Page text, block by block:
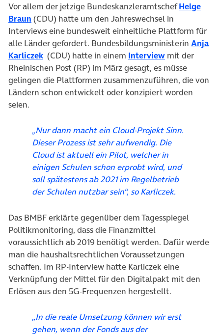
Vor allem der jetzige BundeskanzleramtschefHelge
Braun (öffnet in neuem Tab)
(CDU) hatte um den Jahreswechsel in
Interviews eine bundesweit einheitliche Plattform für
alle Länder gefordert. Bundesbildungsministerin Anja
Karliczek(öffnet in neuem Tab)
(CDU) hatte in einem Interview(öffnet in
mit der
Rheinischen Post (RP) im März gesagt, es müsse
gelingen die Plattformen zusammenzuführen, die von
Ländern schon entwickelt oder konzipiert worden
seien.
„Nur dann macht ein Cloud-Projekt Sinn.
Dieser Prozess ist sehr aufwendig. Die
Cloud ist aktuell ein Pilot, welcher in
einigen Schulen schon erprobt wird, und
soll spätestens ab 2021 im Regelbetrieb
der Schulen nutzbar sein“, so Karliczek.
Das BMBF erklärte gegenüber dem Tagesspiegel
Politikmonitoring, dass die Finanzmittel
voraussichtlich ab 2019 benötigt werden. Dafür werde
man die haushaltsrechtlichen Voraussetzungen
schaffen. Im RP-Interview hatte Karliczek eine
Verknüpfung der Mittel für den Digitalpakt mit den
Erlösen aus den 5G-Frequenzen hergestellt.
„In die reale Umsetzung können wir erst
gehen, wenn der Fonds aus der